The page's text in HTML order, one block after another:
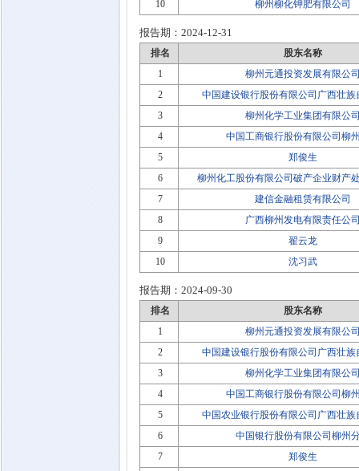
10 柳州柳化钾肥有限公司
报告期： 2024-12-31
排名
股东名称
1
柳州元通投资发展有限公
2
中国建设银行股份有限公司广西壮族
3
柳州化学工业集团有限公
4
中国工商银行股份有限公司柳
5
郑俊生
6
柳州化工股份有限公司破产企业财产
7
建信金融租赁有限公司
8
广西柳州发电有限责任公
9
翟云龙
10
沈习武
报告期： 2024-09-30
排名
股东名称
1
柳州元通投资发展有限公
2
中国建设银行股份有限公司广西壮族
3
柳州化学工业集团有限公
4
中国工商银行股份有限公司柳
5
中国农业银行股份有限公司广西壮族
6
中国银行股份有限公司柳州
7
郑俊生